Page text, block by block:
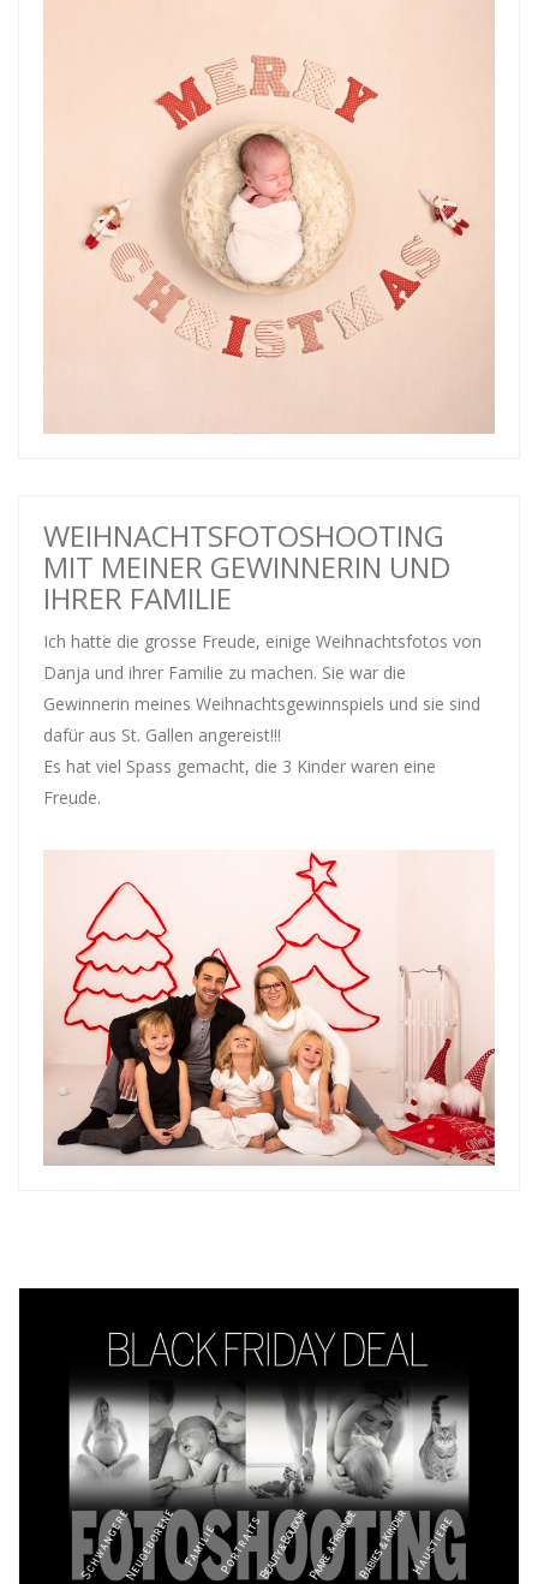
WEIHNACHTSFOTOSHOOTING
MIT MEINER GEWINNERIN UND
IHRER FAMILIE
Ich hatte die grosse Freude, einige Weihnachtsfotos von
Danja und ihrer Familie zu machen. Sie war die
Gewinnerin meines Weihnachtsgewinnspiels und sie sind
dafür aus St. Gallen angereist!!!
Es hat viel Spass gemacht, die 3 Kinder waren eine
Freude.